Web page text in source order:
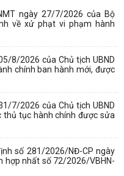
ngày 27/7/2026 của Bộ
về xử phạt vi phạm hành
8/2026 của Chủ tịch UBND
chính ban hành mới, được
7/2026 của Chủ tịch UBND
thủ tục hành chính được sửa
số 281/2026/NĐ-CP ngày
hợp nhất số 72/2026/VBHN-